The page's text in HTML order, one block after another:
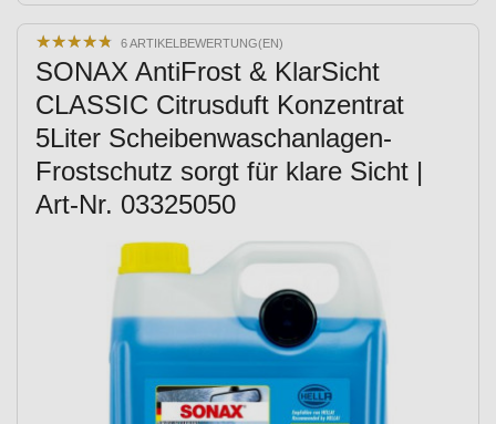
★★★★★
★★★★★ 6 ARTIKELBEWERTUNG(EN)
SONAX AntiFrost & KlarSicht
CLASSIC Citrusduft Konzentrat
5Liter Scheibenwaschanlagen-
Frostschutz sorgt für klare Sicht |
Art-Nr. 03325050